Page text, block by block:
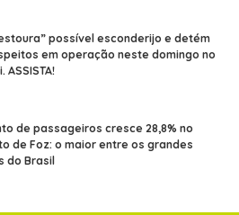
possível esconderijo e detém
em operação neste domingo no
ASSISTA!
de passageiros cresce 28,8% no
de Foz: o maior entre os grandes
do Brasil